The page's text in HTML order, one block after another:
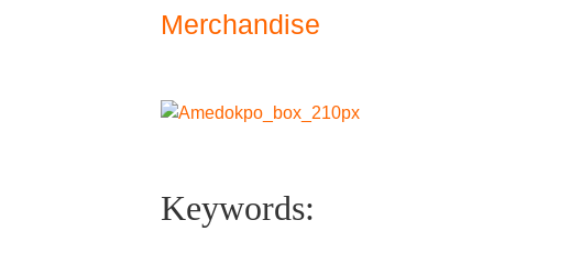
Merchandise
Keywords: